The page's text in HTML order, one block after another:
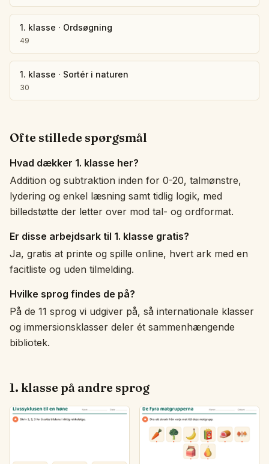
1. klasse · Ordsøgning
49
1. klasse · Sortér i naturen
30
Ofte stillede spørgsmål
Hvad dækker 1. klasse her?
Addition og subtraktion inden for 0-20, talmønstre,
lydering og enkel læsning samt tidlig logik, med
billedstøtte der letter over mod tal- og ordformat.
Er disse arbejdsark til 1. klasse gratis?
Ja, gratis at printe og spille online, hvert ark med en
facitliste og uden tilmelding.
Hvilke sprog findes de på?
På de 11 sprog vi udgiver på, så internationale klasser
og immersionsklasser deler ét sammenhængende
bibliotek.
1. klasse på andre sprog